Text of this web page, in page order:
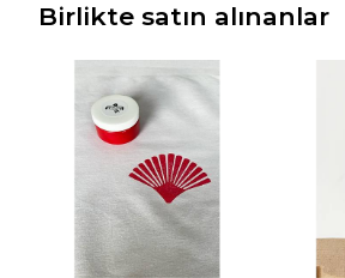
Birlikte satın alınanlar